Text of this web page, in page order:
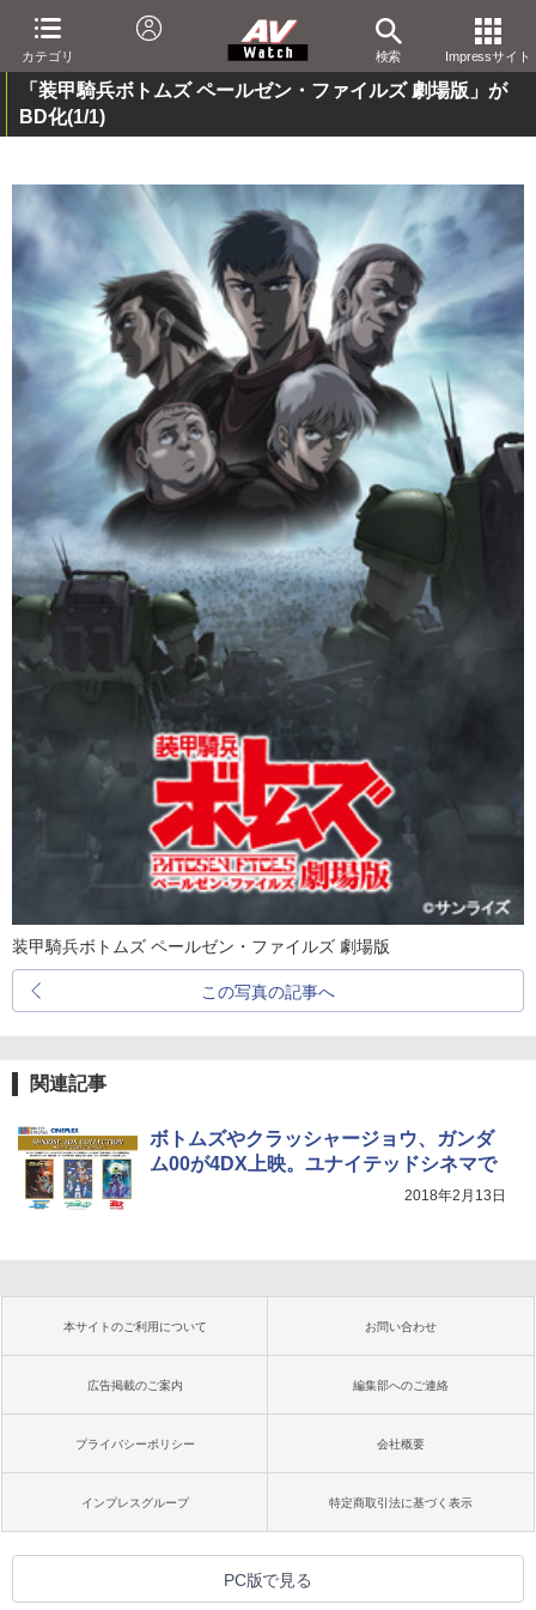
カテゴリ 検索 Impressサイト
「装甲騎兵ボトムズ ペールゼン・ファイルズ 劇場版」が
BD化(1/1)
装甲騎兵ボトムズ ペールゼン・ファイルズ 劇場版
この写真の記事へ
関連記事
ボトムズやクラッシャージョウ、ガンダ
ム00が4DX上映。ユナイテッドシネマで
2018年2月13日
本サイトのご利用について お問い合わせ
広告掲載のご案内 編集部へのご連絡
プライバシーポリシー 会社概要
インプレスグループ 特定商取引法に基づく表示
PC版で見る